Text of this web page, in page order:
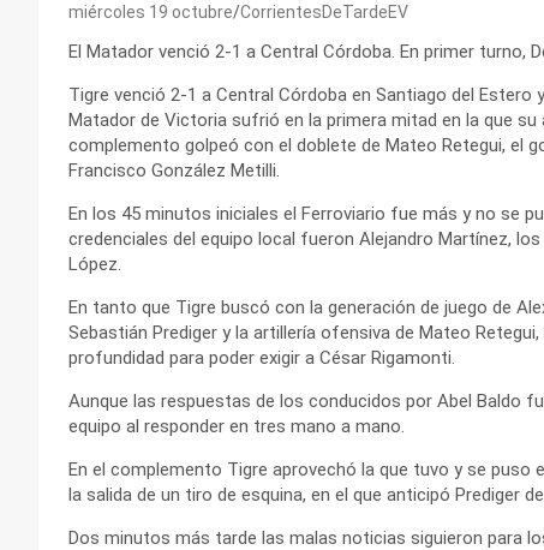
miércoles 19 octubre CorrientesDeTardeEV
El Matador venció 2-1 a Central Córdoba. En primer turno,
Tigre venció 2-1 a Central Córdoba en Santiago del
Matador de Victoria sufrió en la primera mitad en la que
complemento golpeó con el doblete de Mateo Retegui, el
Francisco González Metilli.
En los 45 minutos iniciales el Ferroviario fue más y no se
credenciales del equipo local fueron Alejandro Martínez,
López.
En tanto que Tigre buscó con la generación de juego de
Sebastián Prediger y la artillería ofensiva de Mateo
profundidad para poder exigir a César Rigamonti.
Aunque las respuestas de los conducidos por Abel Baldo
equipo al responder en tres mano a mano.
En el complemento Tigre aprovechó la que tuvo y se
la salida de un tiro de esquina, en el que anticipó Prediger
Dos minutos más tarde las malas noticias siguieron para